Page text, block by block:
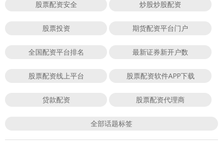
股票配资安全 炒股炒股配资
股票投资 期货配资平台门户
全国配资平台排名 最新证券新开户数
股票配资线上平台 股票配资软件APP下载
贷款配资 股票配资代理商
全部话题标签